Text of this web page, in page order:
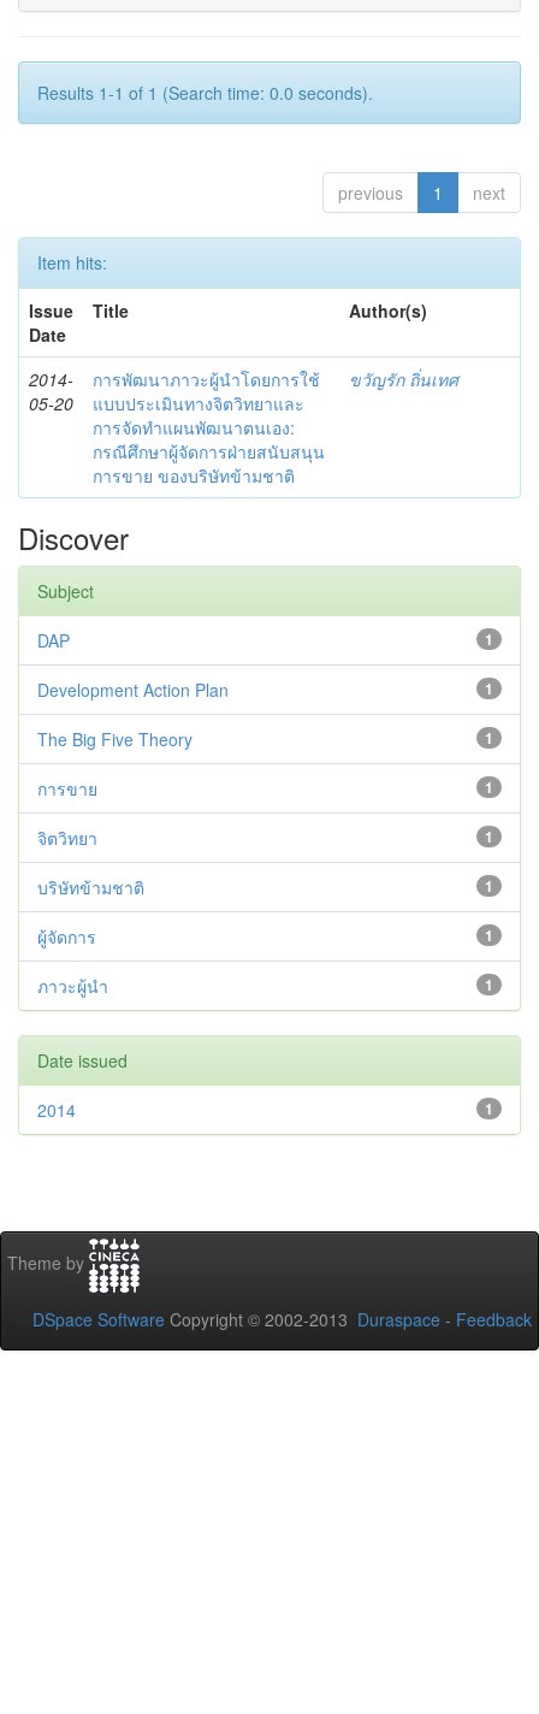
Results 1-1 of 1 (Search time: 0.0 seconds).
previous 1 next
Item hits:
Issue
Date
Title Author(s)
2014-
05-20
การพัฒนาภาวะผู้นำโดยการใช้
แบบประเมินทางจิตวิทยาและ
การจัดทำแผนพัฒนาตนเอง:
กรณีศึกษาผู้จัดการฝ่ายสนับสนุน
การขาย ของบริษัทข้ามชาติ
ขวัญรัก ถิ่นเทศ
Discover
Subject
1
DAP
1
Development Action Plan
1
The Big Five Theory
1
การขาย
1
จิตวิทยา
1
บริษัทข้ามชาติ
1
ผู้จัดการ
1
ภาวะผู้นำ
Date issued
1
2014
Theme by
DSpace Software Copyright © 2002-2013 Duraspace - Feedback